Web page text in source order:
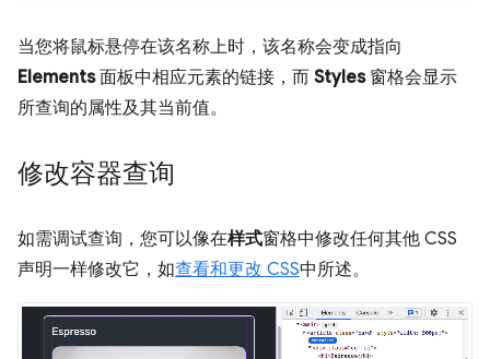
当您将鼠标悬停在该名称上时，该名称会变成指向
Elements面板中相应元素的链接，而 Styles窗格会显示
所查询的属性及其当前值。
修改容器查询
如需调试查询，您可以像在样式窗格中修改任何其他 CSS
声明一样修改它，如查看和更改 CSS中所述。